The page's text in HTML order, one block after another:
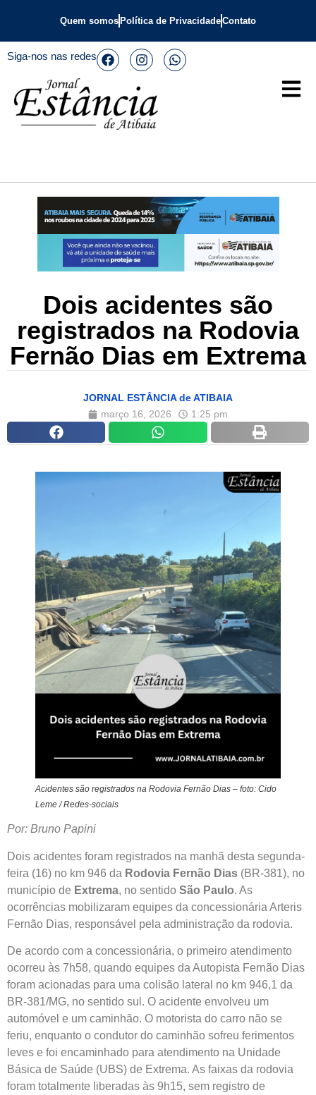
Quem somos Política de PrivacidadeContato
Siga-nos nas redes
Dois acidentes são
registrados na Rodovia
Fernão Dias em Extrema
JORNAL ESTÂNCIA de ATIBAIA
março 16, 2026
1:25 pm
Acidentes são registrados na Rodovia Fernão Dias – foto: Cido
Leme / Redes-sociais
Por: Bruno Papini
Dois acidentes foram registrados na manhã desta segunda-
feira (16) no km 946 da Rodovia Fernão Dias (BR-381), no
município de Extrema, no sentido São Paulo. As
ocorrências mobilizaram equipes da concessionária Arteris
Fernão Dias, responsável pela administração da rodovia.
De acordo com a concessionária, o primeiro atendimento
ocorreu às 7h58, quando equipes da Autopista Fernão Dias
foram acionadas para uma colisão lateral no km 946,1 da
BR-381/MG, no sentido sul. O acidente envolveu um
automóvel e um caminhão. O motorista do carro não se
feriu, enquanto o condutor do caminhão sofreu ferimentos
leves e foi encaminhado para atendimento na Unidade
Básica de Saúde (UBS) de Extrema. As faixas da rodovia
foram totalmente liberadas às 9h15, sem registro de